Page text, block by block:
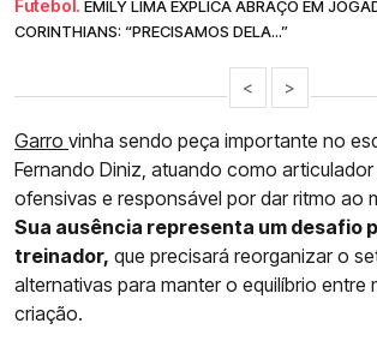
Futebol. EMILY LIMA EXPLICA ABRAÇO EM
CORINTHIANS: “PRECISAMOS DELA...”
< >
Garro vinha sendo peça importante no
Fernando Diniz, atuando como
ofensivas e responsável por dar ritmo ao
Sua ausência representa um desafio
treinador, que precisará reorganizar o
alternativas para manter o equilíbrio entre
criação.